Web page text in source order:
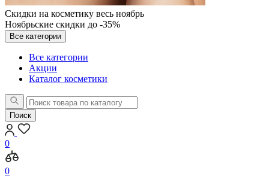
Скидки на косметику весь ноябрь
Ноябрьские скидки до -35%
Все категории
Все категории
Акции
Каталог косметики
Поиск
0
0